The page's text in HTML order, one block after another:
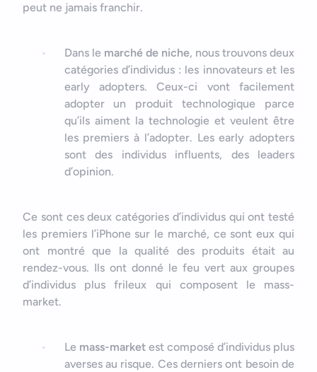
peut ne jamais franchir.
Dans le marché de niche, nous trouvons deux
catégories d’individus : les innovateurs et les
early adopters. Ceux-ci vont facilement
adopter un produit technologique parce
qu’ils aiment la technologie et veulent être
les premiers à l’adopter. Les early adopters
sont des individus influents, des leaders
d’opinion.
Ce sont ces deux catégories d’individus qui ont testé
les premiers l’iPhone sur le marché, ce sont eux qui
ont montré que la qualité des produits était au
rendez-vous. Ils ont donné le feu vert aux groupes
d’individus plus frileux qui composent le mass-
market.
Le mass-marketest composé d’individus plus
averses au risque. Ces derniers ont besoin de